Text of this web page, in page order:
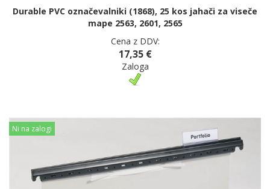
Durable PVC označevalniki (1868), 25 kos jahači za viseče
mape 2563, 2601, 2565
Cena z DDV:
17,35 €
Zaloga
Ni na zalogi